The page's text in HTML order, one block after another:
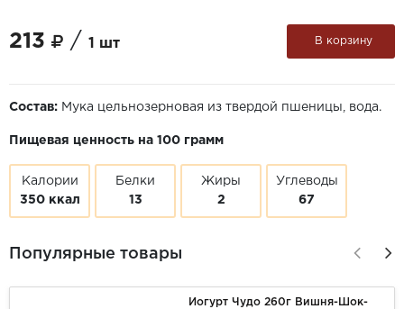
213 / 1 шт В корзину
Состав: Мука цельнозерновая из твердой пшеницы, вода.
Пищевая ценность на 100 грамм
Калории
350 ккал
Белки
13
Жиры
2
Углеводы
67
Популярные товары
Йогурт Чудо 260г Вишня-Шок-